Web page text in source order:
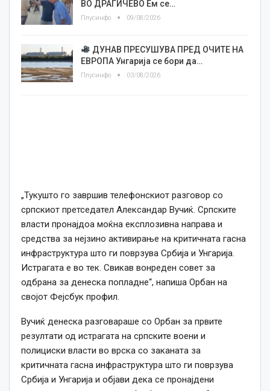
ВО ДРАГИЧЕВО Ем се…
Плусинфо 09/08/2026
ДУНАВ ПРЕСУШУВА ПРЕД ОЧИТЕ НА
ЕВРОПА Унгарија се бори да…
Плусинфо 03/08/2026
„Тукушто го завршив телефонскиот разговор со
српскиот претседател Александар Вучиќ. Српските
власти пронајдоа моќна експлозивна направа и
средства за нејзино активирање на критичната гасна
инфраструктура што ги поврзува Србија и Унгарија.
Истрагата е во тек. Свикав вонреден совет за
одбрана за денеска попладне“, напиша Орбан на
својот Фејсбук профил.
Вучиќ денеска разговараше со Орбан за првите
резултати од истрагата на српските воени и
полициски власти во врска со заканата за
критичната гасна инфраструктура што ги поврзува
Србија и Унгарија и објави дека се пронајдени